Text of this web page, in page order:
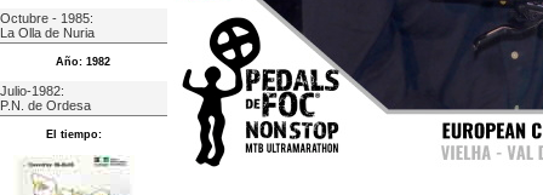
Octubre - 1985:
La Olla de Nuria
Año: 1982
Julio-1982:
P.N. de Ordesa
El tiempo: